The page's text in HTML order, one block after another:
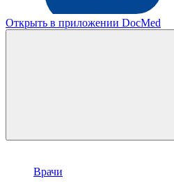
Открыть в приложении DocMed
Врачи